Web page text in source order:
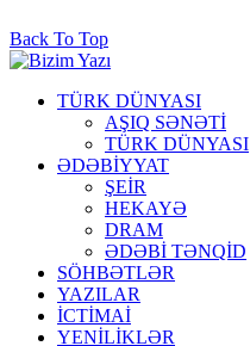
Back To Top
TÜRK DÜNYASI
AŞIQ SƏNƏTİ
TÜRK DÜNYASI
ƏDƏBİYYAT
ŞEİR
HEKAYƏ
DRAM
ƏDƏBİ TƏNQİD
SÖHBƏTLƏR
YAZILAR
İCTİMAİ
YENİLİKLƏR